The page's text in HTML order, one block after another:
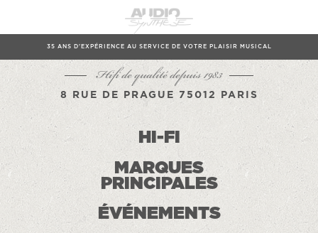
35 ANS D'EXPÉRIENCE AU SERVICE DE VOTRE PLAISIR MUSICAL
Hifi de qualité depuis 1983
8 RUE DE PRAGUE 75012 PARIS
HI-FI
MARQUES
PRINCIPALES
ÉVÉNEMENTS